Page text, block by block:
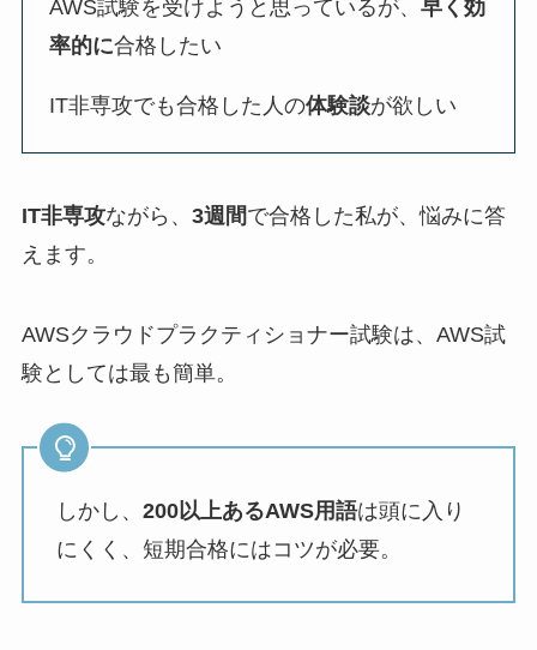
AWS試験を受けようと思っているが、早く効
率的に合格したい
IT非専攻でも合格した人の体験談が欲しい
IT非専攻ながら、 3週間で合格した私が、悩みに答
えます。
AWSクラウドプラクティショナー試験は、AWS試
験としては最も簡単。
しかし、 200以上あるAWS用語は頭に入り
にくく、短期合格にはコツが必要。